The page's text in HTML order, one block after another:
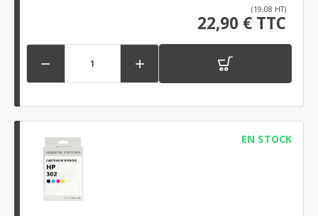
(19,08 HT)
22,90 € TTC
 
EN STOCK